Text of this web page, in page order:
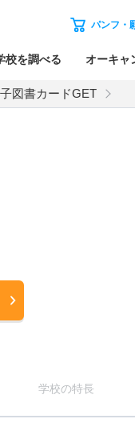
パンフ・
校を調べる オーキャ
図書カードGET
学校の特長